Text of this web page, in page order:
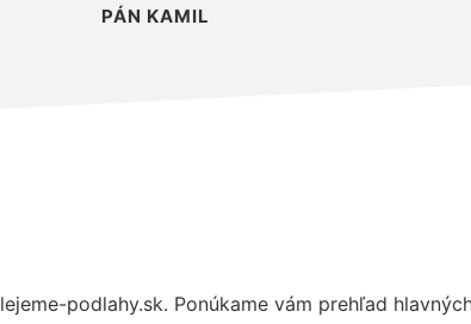
PÁN KAMIL
podlahy.sk. Ponúkame vám prehľad